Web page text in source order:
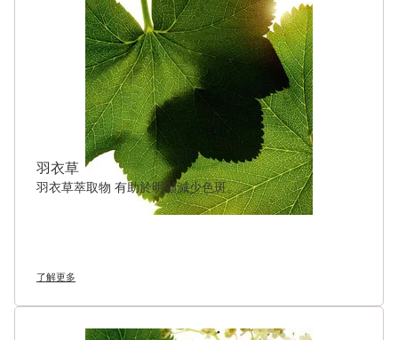
羽衣草
羽衣草萃取物 有助於明顯減少色斑。
了解更多